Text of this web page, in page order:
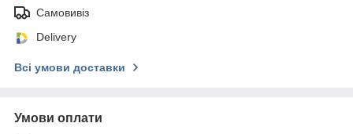
Самовивіз
Delivery
Всі умови доставки
Умови оплати